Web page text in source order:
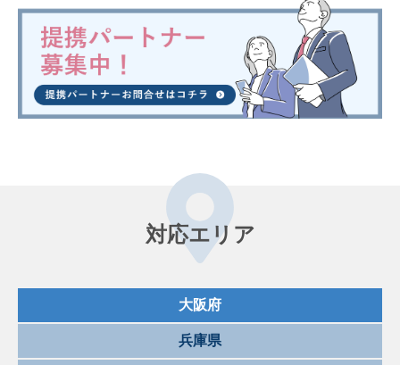
対応エリア
大阪府
兵庫県